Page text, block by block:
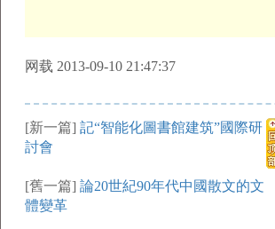
网载 2013-09-10 21:47:37
[新一篇] 記“智能化圖書館建筑”國際研
討會
[舊一篇] 論20世紀90年代中國散文的文
體變革